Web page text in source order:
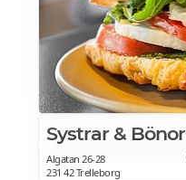
Systrar & Bönor
Algatan 26-28
231 42 Trelleborg